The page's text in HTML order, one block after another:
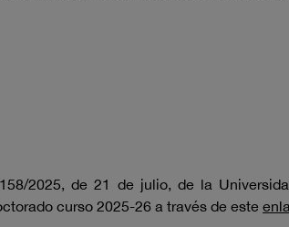
2025, de 21 de julio, de la
curso 2025-26 a través de este